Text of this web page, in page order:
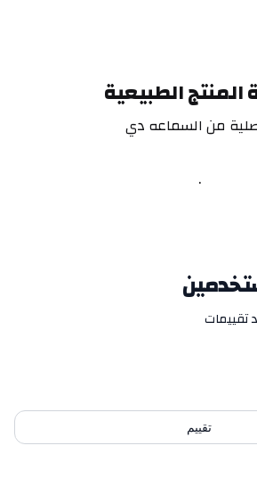
الطبيعية
من السماعه دي
.
تقييمات
تقييم